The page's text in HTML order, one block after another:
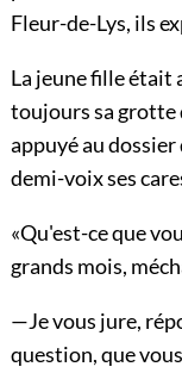
Fleur-de-Lys, ils
La jeune fille était
toujours sa grotte
appuyé au dossier
demi-voix ses
«Qu'est-ce que
grands mois,
—Je vous jure,
question, que